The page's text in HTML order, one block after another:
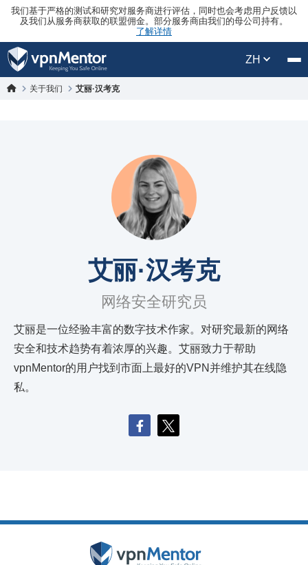
我们基于严格的测试和研究对服务商进行评估，同时也会考虑用户反馈以
及我们从服务商获取的联盟佣金。部分服务商由我们的母公司持有。
了解详情
ZH
关于我们 艾丽·汉考克
艾丽·汉考克
网络安全研究员
艾丽是一位经验丰富的数字技术作家。对研究最新的网络
安全和技术趋势有着浓厚的兴趣。艾丽致力于帮助
vpnMentor的用户找到市面上最好的VPN并维护其在线隐
私。